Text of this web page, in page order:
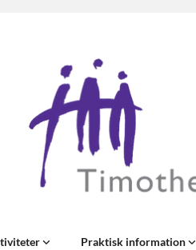
Praktisk information